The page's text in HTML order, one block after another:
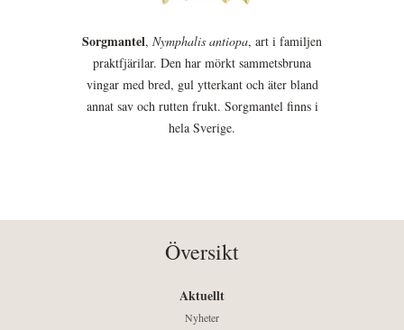
Sorgmantel, Nymphalis antiopa, art i familjen
praktfjärilar. Den har mörkt sammetsbruna
vingar med bred, gul ytterkant och äter bland
annat sav och rutten frukt. Sorgmantel finns i
hela Sverige.
Översikt
Aktuellt
Nyheter